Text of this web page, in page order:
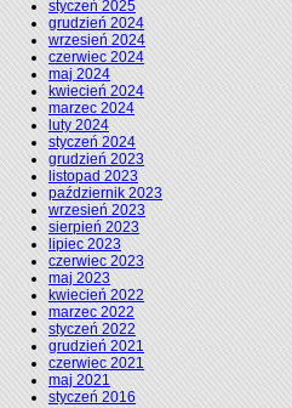
styczeń 2025
grudzień 2024
wrzesień 2024
czerwiec 2024
maj 2024
kwiecień 2024
marzec 2024
luty 2024
styczeń 2024
grudzień 2023
listopad 2023
październik 2023
wrzesień 2023
sierpień 2023
lipiec 2023
czerwiec 2023
maj 2023
kwiecień 2022
marzec 2022
styczeń 2022
grudzień 2021
czerwiec 2021
maj 2021
styczeń 2016